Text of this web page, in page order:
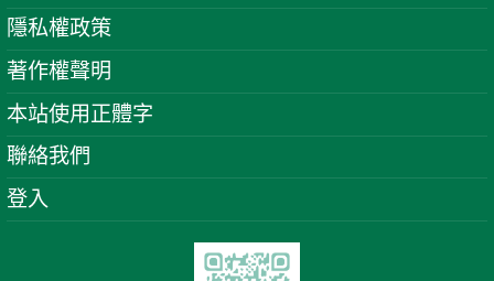
隱私權政策
著作權聲明
本站使用正體字
聯絡我們
登入